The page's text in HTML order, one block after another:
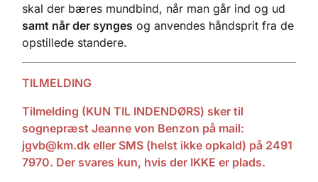
skal der bæres mundbind, når man går ind og ud
samt når der synges og anvendes håndsprit fra de
opstillede standere.
TILMELDING
Tilmelding (KUN TIL INDENDØRS) sker til
sognepræst Jeanne von Benzon på mail:
jgvb@km.dk eller SMS (helst ikke opkald) på 2491
7970. Der svares kun, hvis der IKKE er plads.